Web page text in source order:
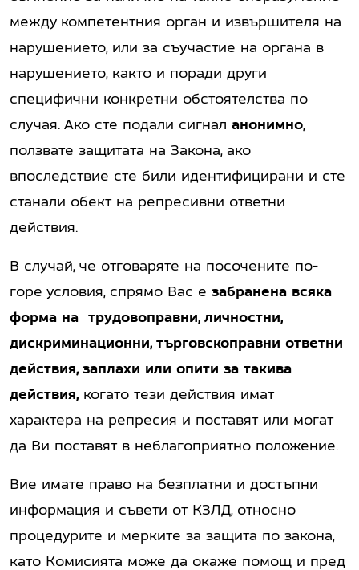
между компетентния орган и извършителя на
нарушението, или за съучастие на органа в
нарушението, както и поради други
специфични конкретни обстоятелства по
случая. Ако сте подали сигнал анонимно,
ползвате защитата на Закона, ако
впоследствие сте били идентифицирани и сте
станали обект на репресивни ответни
действия.
В случай, че отговаряте на посочените по-
горе условия, спрямо Вас е забранена всяка
форма на трудовоправни, личностни,
дискриминационни, търговскоправни ответни
действия, заплахи или опити за такива
действия, когато тези действия имат
характера на репресия и поставят или могат
да Ви поставят в неблагоприятно положение.
Вие имате право на безплатни и достъпни
информация и съвети от КЗЛД, относно
процедурите и мерките за защита по закона,
като Комисията може да окаже помощ и пред